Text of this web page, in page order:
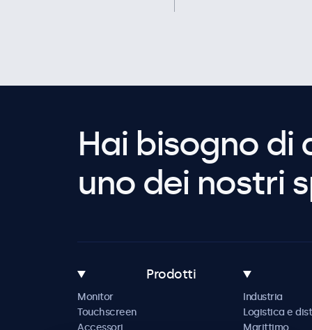
Hai bisogno di
uno dei nostri
Prodotti
Monitor
Touchscreen
Industria
Logistica e